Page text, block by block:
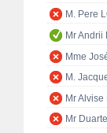
M. Pere
Mr Andrii
Mme
M.
Mr Alvise
Mr